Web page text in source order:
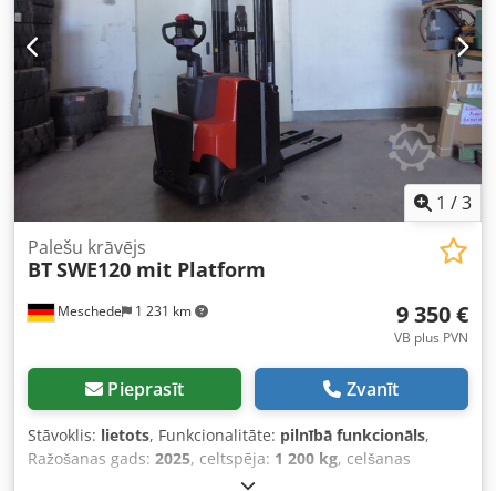
1 /3
Meschede 1 231 km
Palešu krāvējs
BTSWE120 mit Platform
9 350 €
VB plus PVN
Pieprasīt Zvanīt
Stāvoklis: lietots, Funkcionalitāte: pilnībā funkcionāls,
Ražošanas gads: 2025, celtspēja: 1 200 kg, celšanas
, brīvā pacelšana: